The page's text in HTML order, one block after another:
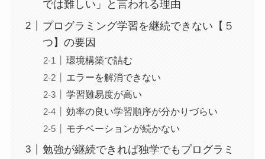
では難しい」と言われる理由
プログラミング学習を継続できない【５
つ】の要因
環境構築で詰む
エラーを解消できない
学習難易度が高い
効率の良い学習順序が分かりづらい
モチベーションが続かない
勉強が継続できれば独学でもプログラミ